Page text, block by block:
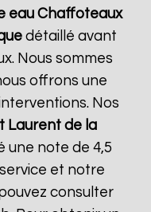
eau Chaffoteaux
détaillé avant
Nous sommes
offrons une
Nos
Laurent de la
une note de 4,5
et notre
consulter